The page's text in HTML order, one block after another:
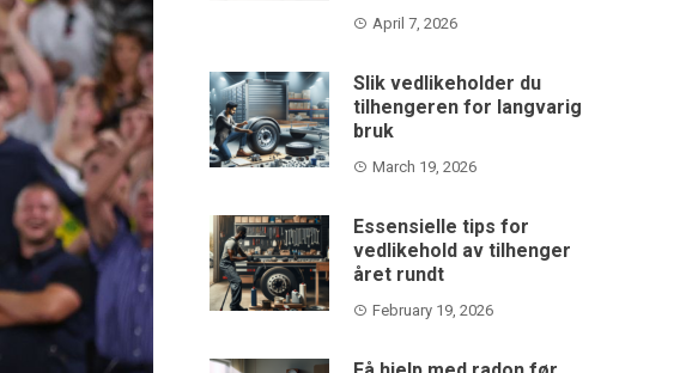
April 7, 2026
Slik vedlikeholder du
tilhengeren for langvarig
bruk
March 19, 2026
Essensielle tips for
vedlikehold av tilhenger
året rundt
February 19, 2026